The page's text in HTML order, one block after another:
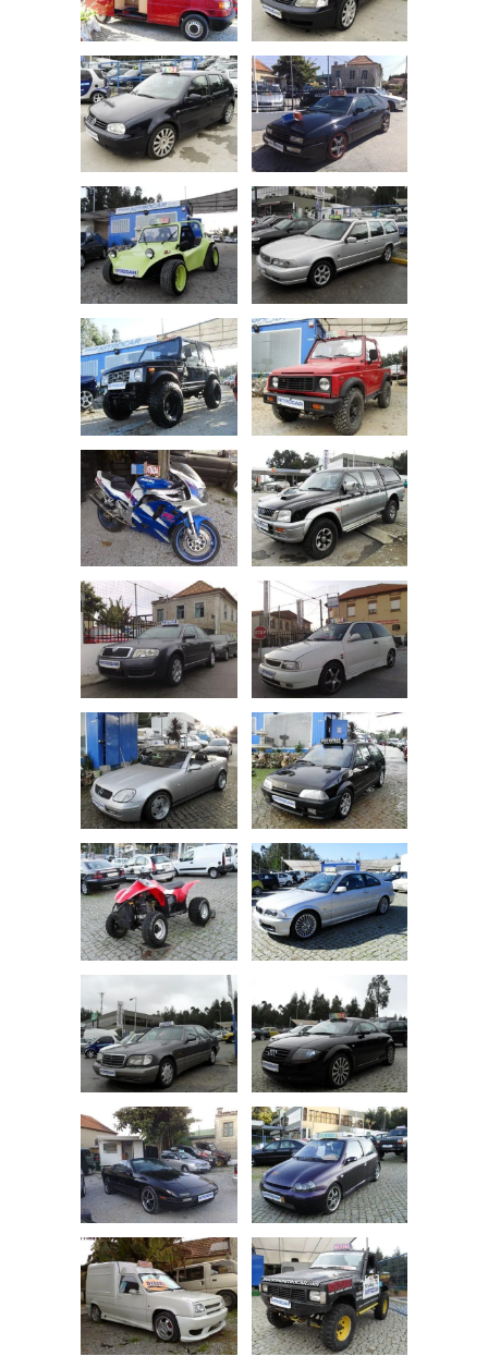
GPS
Indicador de Mudança Engrenada
Bancos Dianteiros c/ Memória
Sistema de Chave Inteligente
Vidros Eléctricos à Frente
Faróis Direccionais
Kit de Telefone Mãos Livres
Kit Sport
Bancos Dianteiros c/ Regulação Elétrica
Sistema de Controle de Pressão dos
Pneus
Vidros Eléctricos Frente + Trás
Faróis Diurnos
Leitor DVD
Bancos em Alcântara
Mesa Rebatível
Suspensão Desportiva
Porta Bagageira Automática
Vidros Escurecidos
Faróis Reguláveis em Altura
Livro de Revisões
Bancos Traseiros Aquecidos
Suspensão Pneumática
Trancamento Autom. das Portas em
Andamento
Rádio c/ Caixa CD's
Vidros Insonorizantes e Atérmicos
Faróis Xénon
Bancos Traseiros c/ Conf. Individual
Naked
Rádio C/ CD
Tunning Mecânico
Volante c/ Comandos Rádio
Cortinas nas Portas Traseiras
Não Fumador
Pack M
Tunning Estético
Volante em Madeira
Aibag's
Encostos de Cabeça Traseiros
Protecções de Motor
Acabamentos em Alumínio
Volante em Pele
Alarme
Assistência à Condução Nocturna
S-Line
Acabamentos em Madeira
Volante Multi-Funções
Auto Rádio
Câmara de Marcha Atrás
Semi-Carenagem
Barras de Tejadilho
Volante Regulável Eletronicamente
Sensores de Estacionamento
EDS Bloqueio Electrónico do Diferencial
ESP Controle Electrónico de
Estabilidade
Capota Eléctrica
Volante Regulável em Altura
Tecto de Abrir Elétrico
Tecto de Abrir Manual
Estacionamento Automático